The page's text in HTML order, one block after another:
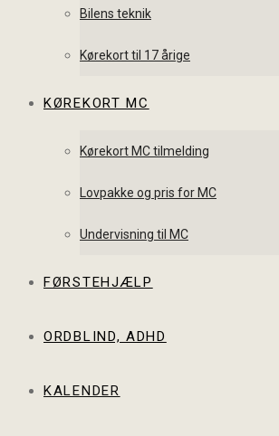
Bilens teknik
Kørekort til 17 årige
KØREKORT MC
Kørekort MC tilmelding
Lovpakke og pris for MC
Undervisning til MC
FØRSTEHJÆLP
ORDBLIND, ADHD
KALENDER